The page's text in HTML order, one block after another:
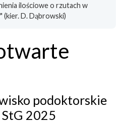
ilościowe o rzutach w
D. Dąbrowski)
podoktorskie
StG 2025